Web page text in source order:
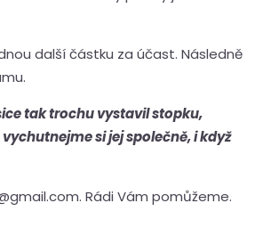
další částku za účast. Následně
tak trochu vystavil stopku,
si jej společně, i když
Rádi Vám pomůžeme.